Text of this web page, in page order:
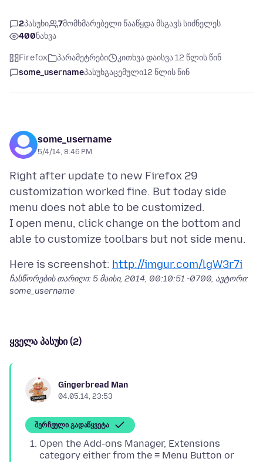
2პასუხი 7მომხმარებელი წააწყდა მსგავს სიძნელეს
400ნახვა
Firefox პარამეტრები
კითხვა დაისვა 12 წლის წინ
some_usernameპასუხგაცემული12 წლის წინ
some_username
5/4/14, 8:46 PM
Right after update to new Firefox 29
customization worked fine. But today side
menu does not able to be customized.
I open menu, click change on the bottom and
Here is screenshot: http://imgur.com/lgW3r7i
ჩასწორების თარიღი: 5 მაისი, 2014, 00:10:51 -0700, ავტორი:
some_username
ყველა პასუხი (2)
Gingerbread Man
04.05.14, 23:53
შერჩეული გადაწყვეტა
Open the Add-ons Manager, Extensions
category either from the ≡ Menu Button or